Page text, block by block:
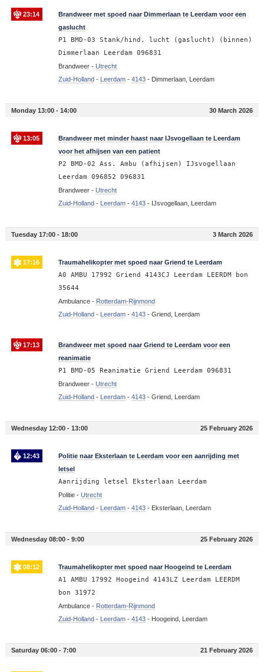
23:14
Brandweer met spoed naar Dimmerlaan te Leerdam voor een
gaslucht
P1 BMD-03 Stank/hind. lucht (gaslucht) (binnen)
Dimmerlaan Leerdam 096831
Brandweer - Utrecht
Zuid-Holland - Leerdam- 4143- Dimmerlaan, Leerdam
Monday 13:00 - 14:00 30 March 2026
13:05
Brandweer met minder haast naar IJsvogellaan te Leerdam
voor het afhijsen van een patient
P2 BMD-02 Ass. Ambu (afhijsen) IJsvogellaan
Leerdam 096852 096831
Brandweer - Utrecht
Zuid-Holland - Leerdam- 4143- IJsvogellaan, Leerdam
Tuesday 17:00 - 18:00 3 March 2026
17:16 Traumahelikopter met spoed naar Griend te Leerdam
A0 AMBU 17992 Griend 4143CJ Leerdam LEERDM bon
35644
Ambulance - Rotterdam-Rijnmond
Zuid-Holland - Leerdam- 4143- Griend, Leerdam
17:13
Brandweer met spoed naar Griend te Leerdam voor een
reanimatie
P1 BMD-05 Reanimatie Griend Leerdam 096831
Brandweer - Utrecht
Zuid-Holland - Leerdam- 4143- Griend, Leerdam
Wednesday 12:00 - 13:00 25 February 2026
12:43
Politie naar Eksterlaan te Leerdam voor een aanrijding met
letsel
Aanrijding letsel Eksterlaan Leerdam
Politie - Utrecht
Zuid-Holland - Leerdam- 4143- Eksterlaan, Leerdam
Wednesday 08:00 - 9:00 25 February 2026
08:12 Traumahelikopter met spoed naar Hoogeind te Leerdam
A1 AMBU 17992 Hoogeind 4143LZ Leerdam LEERDM
bon 31972
Ambulance - Rotterdam-Rijnmond
Zuid-Holland - Leerdam- 4143- Hoogeind, Leerdam
Saturday 06:00 - 7:00 21 February 2026